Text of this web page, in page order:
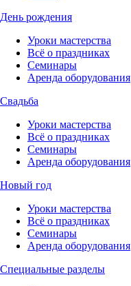
День рождения
Уроки мастерства
Всё о праздниках
Семинары
Аренда оборудования
Свадьба
Уроки мастерства
Всё о праздниках
Семинары
Аренда оборудования
Новый год
Уроки мастерства
Всё о праздниках
Семинары
Аренда оборудования
Специальные разделы